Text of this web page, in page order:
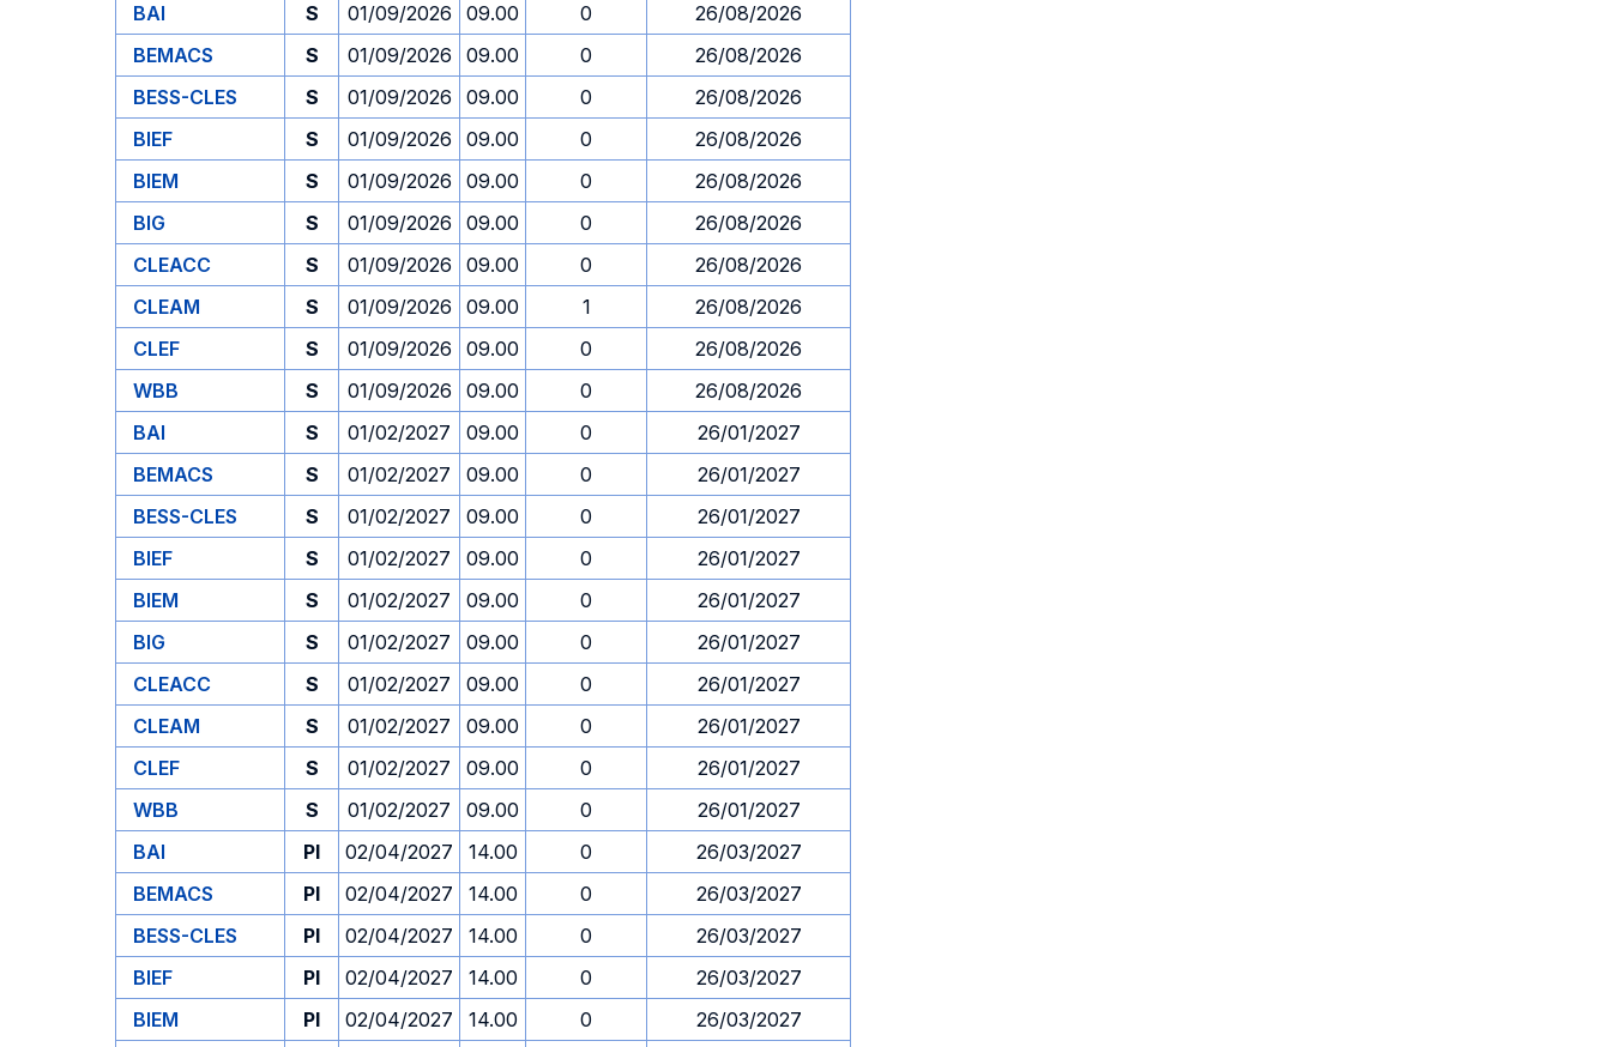
BAI
S 01/09/2026 09.00 0
26/08/2026
BEMACS
S 01/09/2026 09.00 0
26/08/2026
BESS-CLES
S 01/09/2026 09.00 0
26/08/2026
BIEF
S 01/09/2026 09.00 0
26/08/2026
BIEM
S 01/09/2026 09.00 0
26/08/2026
BIG
S 01/09/2026 09.00 0
26/08/2026
CLEACC
S 01/09/2026 09.00 0
26/08/2026
CLEAM
S 01/09/2026 09.00 1
26/08/2026
CLEF
S 01/09/2026 09.00 0
26/08/2026
WBB
S 01/09/2026 09.00 0
26/08/2026
BAI
S 01/02/2027 09.00 0
26/01/2027
BEMACS
S 01/02/2027 09.00 0
26/01/2027
BESS-CLES
S 01/02/2027 09.00 0
26/01/2027
BIEF
S 01/02/2027 09.00 0
26/01/2027
BIEM
S 01/02/2027 09.00 0
26/01/2027
BIG
S 01/02/2027 09.00 0
26/01/2027
CLEACC
S 01/02/2027 09.00 0
26/01/2027
CLEAM
S 01/02/2027 09.00 0
26/01/2027
CLEF
S 01/02/2027 09.00 0
26/01/2027
WBB
S 01/02/2027 09.00 0
26/01/2027
BAI
PI 02/04/2027 14.00 0
26/03/2027
BEMACS
PI 02/04/2027 14.00 0
26/03/2027
BESS-CLES
PI 02/04/2027 14.00 0
26/03/2027
BIEF
PI 02/04/2027 14.00 0
26/03/2027
BIEM
PI 02/04/2027 14.00 0
26/03/2027